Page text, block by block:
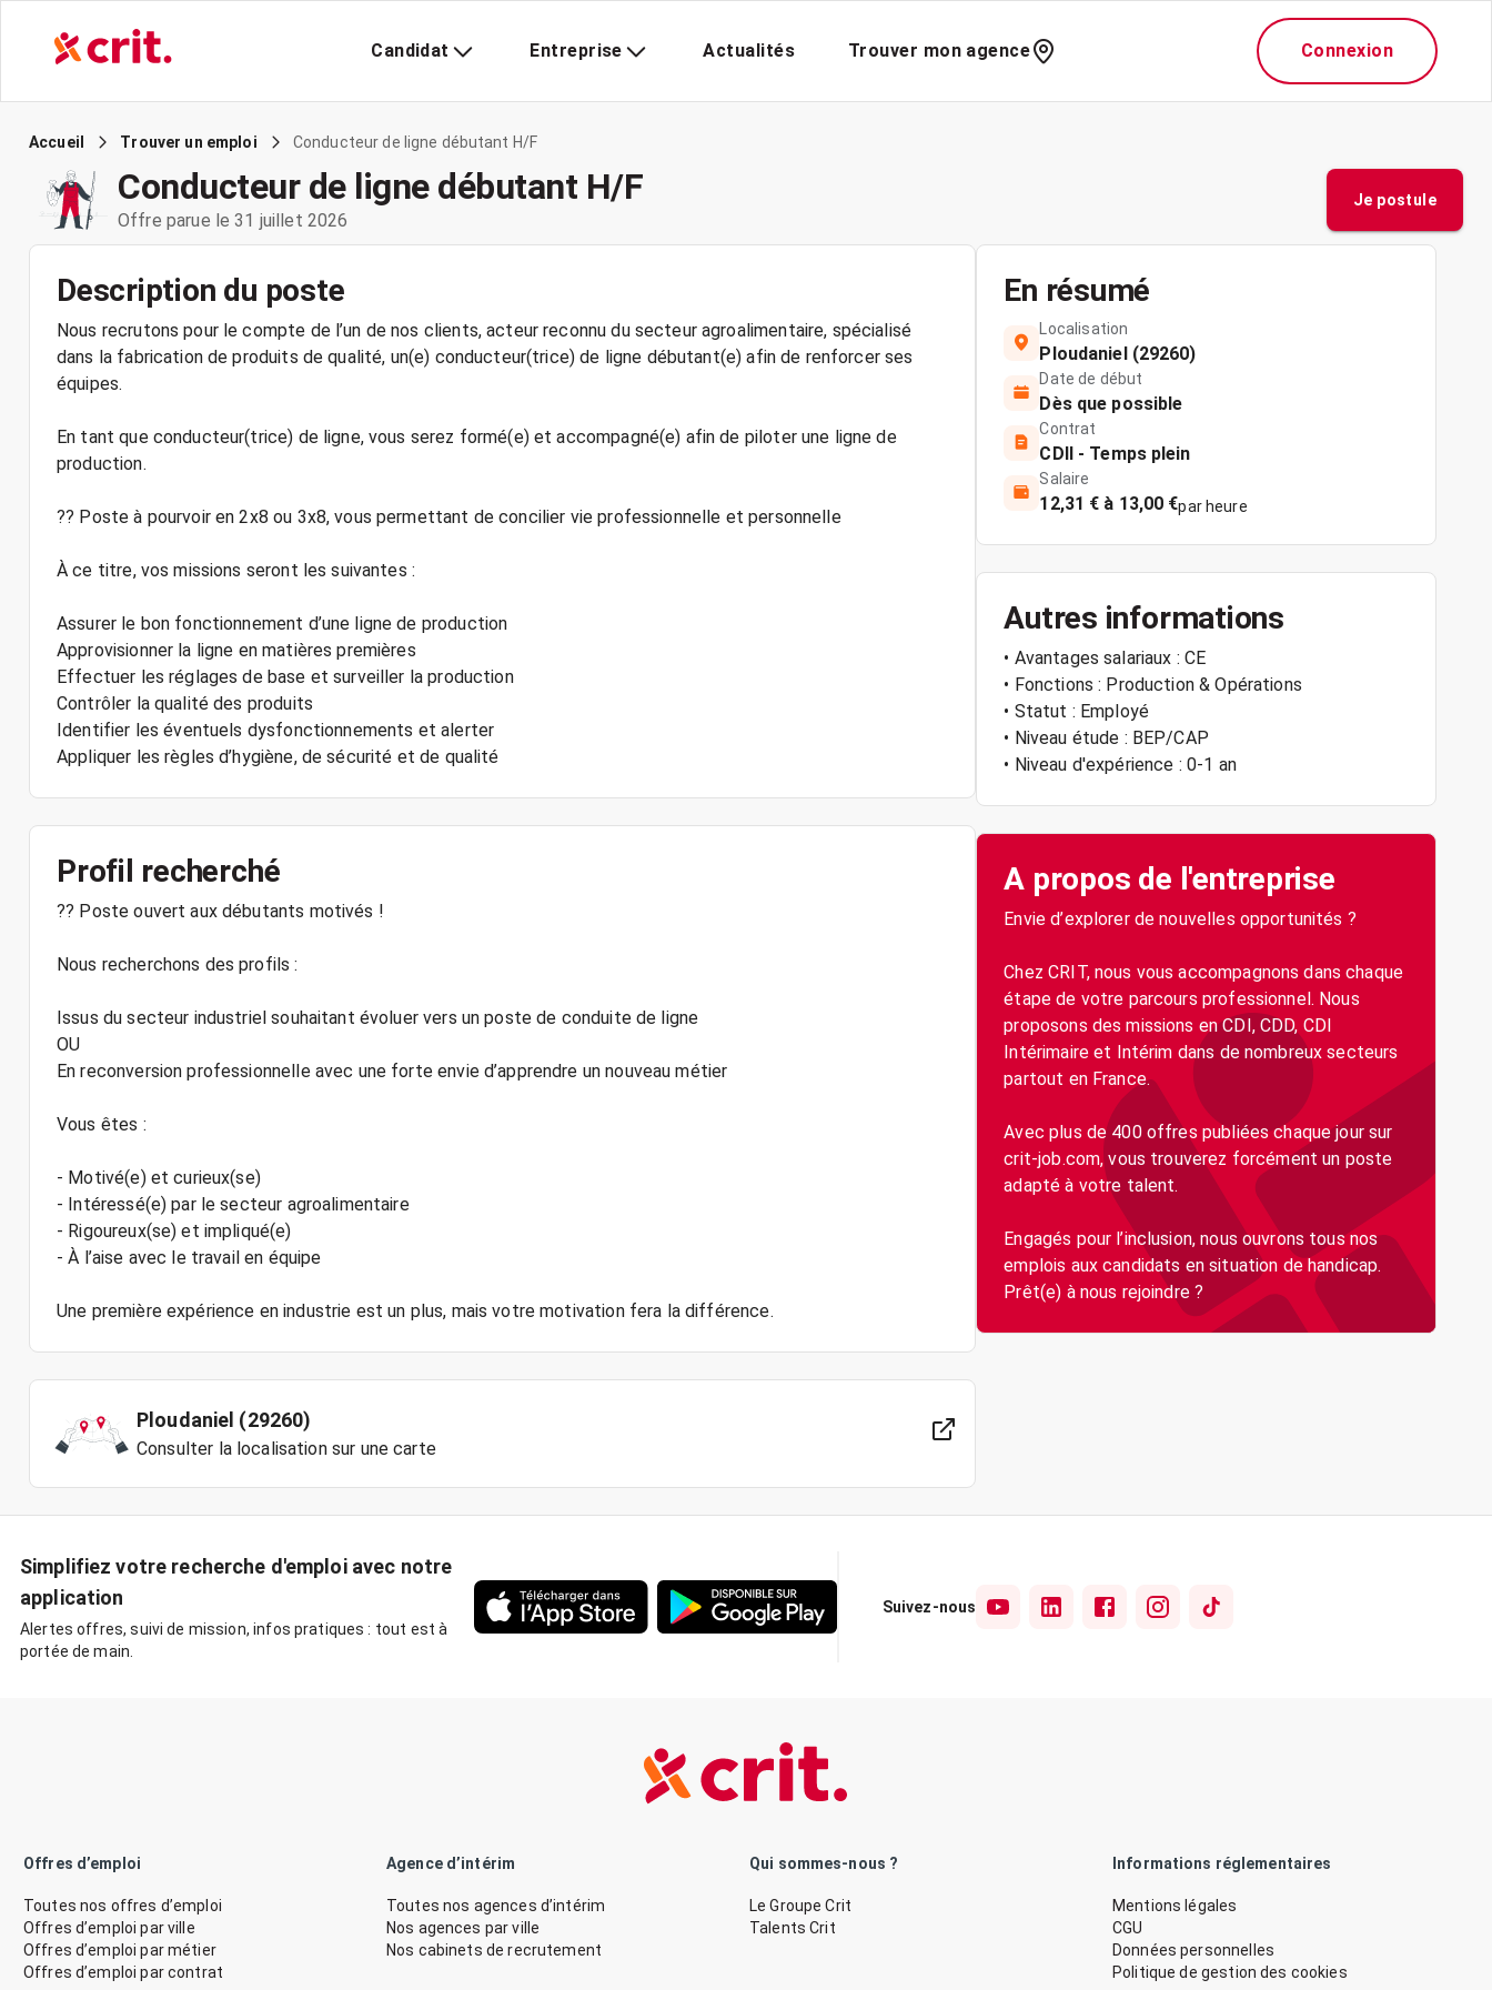
Candidat Entreprise Actualités Trouver mon agence Connexion
Accueil Trouver un emploi Conducteur de ligne débutant H/F
Conducteur de ligne débutant H/F
Offre parue le 31 juillet 2026
Je postule
Description du poste
Nous recrutons pour le compte de l’un de nos clients, acteur reconnu du secteur agroalimentaire, spécialisé
dans la fabrication de produits de qualité, un(e) conducteur(trice) de ligne débutant(e) afin de renforcer ses
équipes.
En tant que conducteur(trice) de ligne, vous serez formé(e) et accompagné(e) afin de piloter une ligne de
production.
?? Poste à pourvoir en 2x8 ou 3x8, vous permettant de concilier vie professionnelle et personnelle
À ce titre, vos missions seront les suivantes :
Assurer le bon fonctionnement d’une ligne de production
Approvisionner la ligne en matières premières
Effectuer les réglages de base et surveiller la production
Contrôler la qualité des produits
Identifier les éventuels dysfonctionnements et alerter
Appliquer les règles d’hygiène, de sécurité et de qualité
Profil recherché
?? Poste ouvert aux débutants motivés !
Nous recherchons des profils :
Issus du secteur industriel souhaitant évoluer vers un poste de conduite de ligne
OU
En reconversion professionnelle avec une forte envie d’apprendre un nouveau métier
Vous êtes :
- Motivé(e) et curieux(se)
- Intéressé(e) par le secteur agroalimentaire
- Rigoureux(se) et impliqué(e)
- À l’aise avec le travail en équipe
Une première expérience en industrie est un plus, mais votre motivation fera la différence.
Ploudaniel (29260)
Consulter la localisation sur une carte
En résumé
Localisation
Ploudaniel (29260)
Date de début
Dès que possible
Contrat
CDII - Temps plein
Salaire
12,31 € à 13,00 €par heure
Autres informations
• Avantages salariaux : CE
• Fonctions : Production & Opérations
• Statut : Employé
• Niveau étude : BEP/CAP
• Niveau d'expérience : 0-1 an
A propos de l'entreprise
Envie d’explorer de nouvelles opportunités ?
Chez CRIT, nous vous accompagnons dans chaque
étape de votre parcours professionnel. Nous
proposons des missions en CDI, CDD, CDI
Intérimaire et Intérim dans de nombreux secteurs
partout en France.
Avec plus de 400 offres publiées chaque jour sur
crit-job.com, vous trouverez forcément un poste
adapté à votre talent.
Engagés pour l’inclusion, nous ouvrons tous nos
emplois aux candidats en situation de handicap.
Prêt(e) à nous rejoindre ?
Simplifiez votre recherche d'emploi avec notre
application
Alertes offres, suivi de mission, infos pratiques : tout est à
portée de main.
Suivez-nous
Offres d’emploi
Toutes nos offres d’emploi
Offres d’emploi par ville
Offres d’emploi par métier
Offres d’emploi par contrat
Agence d’intérim
Toutes nos agences d’intérim
Nos agences par ville
Nos cabinets de recrutement
Qui sommes-nous ?
Le Groupe Crit
Talents Crit
Informations réglementaires
Mentions légales
CGU
Données personnelles
Politique de gestion des cookies